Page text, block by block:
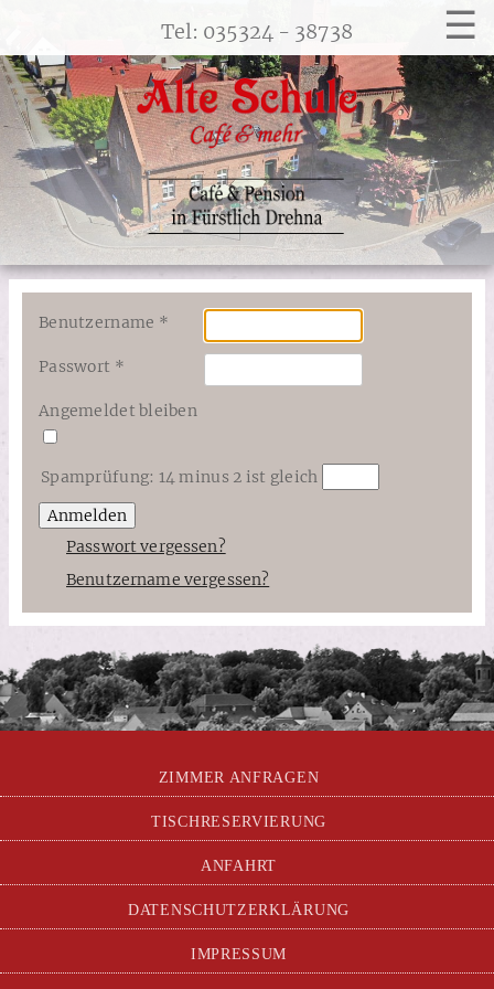
Tel: 035324 - 38738 ☰
Benutzername *
Passwort *
Angemeldet bleiben
Spamprüfung: 14 minus 2 ist gleich
Anmelden
Passwort vergessen?
Benutzername vergessen?
ZIMMER ANFRAGEN
TISCHRESERVIERUNG
ANFAHRT
DATENSCHUTZERKLÄRUNG
IMPRESSUM